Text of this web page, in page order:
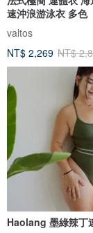
速沖浪游泳衣 多色
valtos
NT$ 2,269 NT$
Haolang 墨綠辣丁